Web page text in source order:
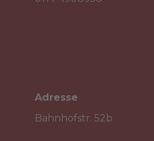
Adresse
Bahnhofstr. 52b